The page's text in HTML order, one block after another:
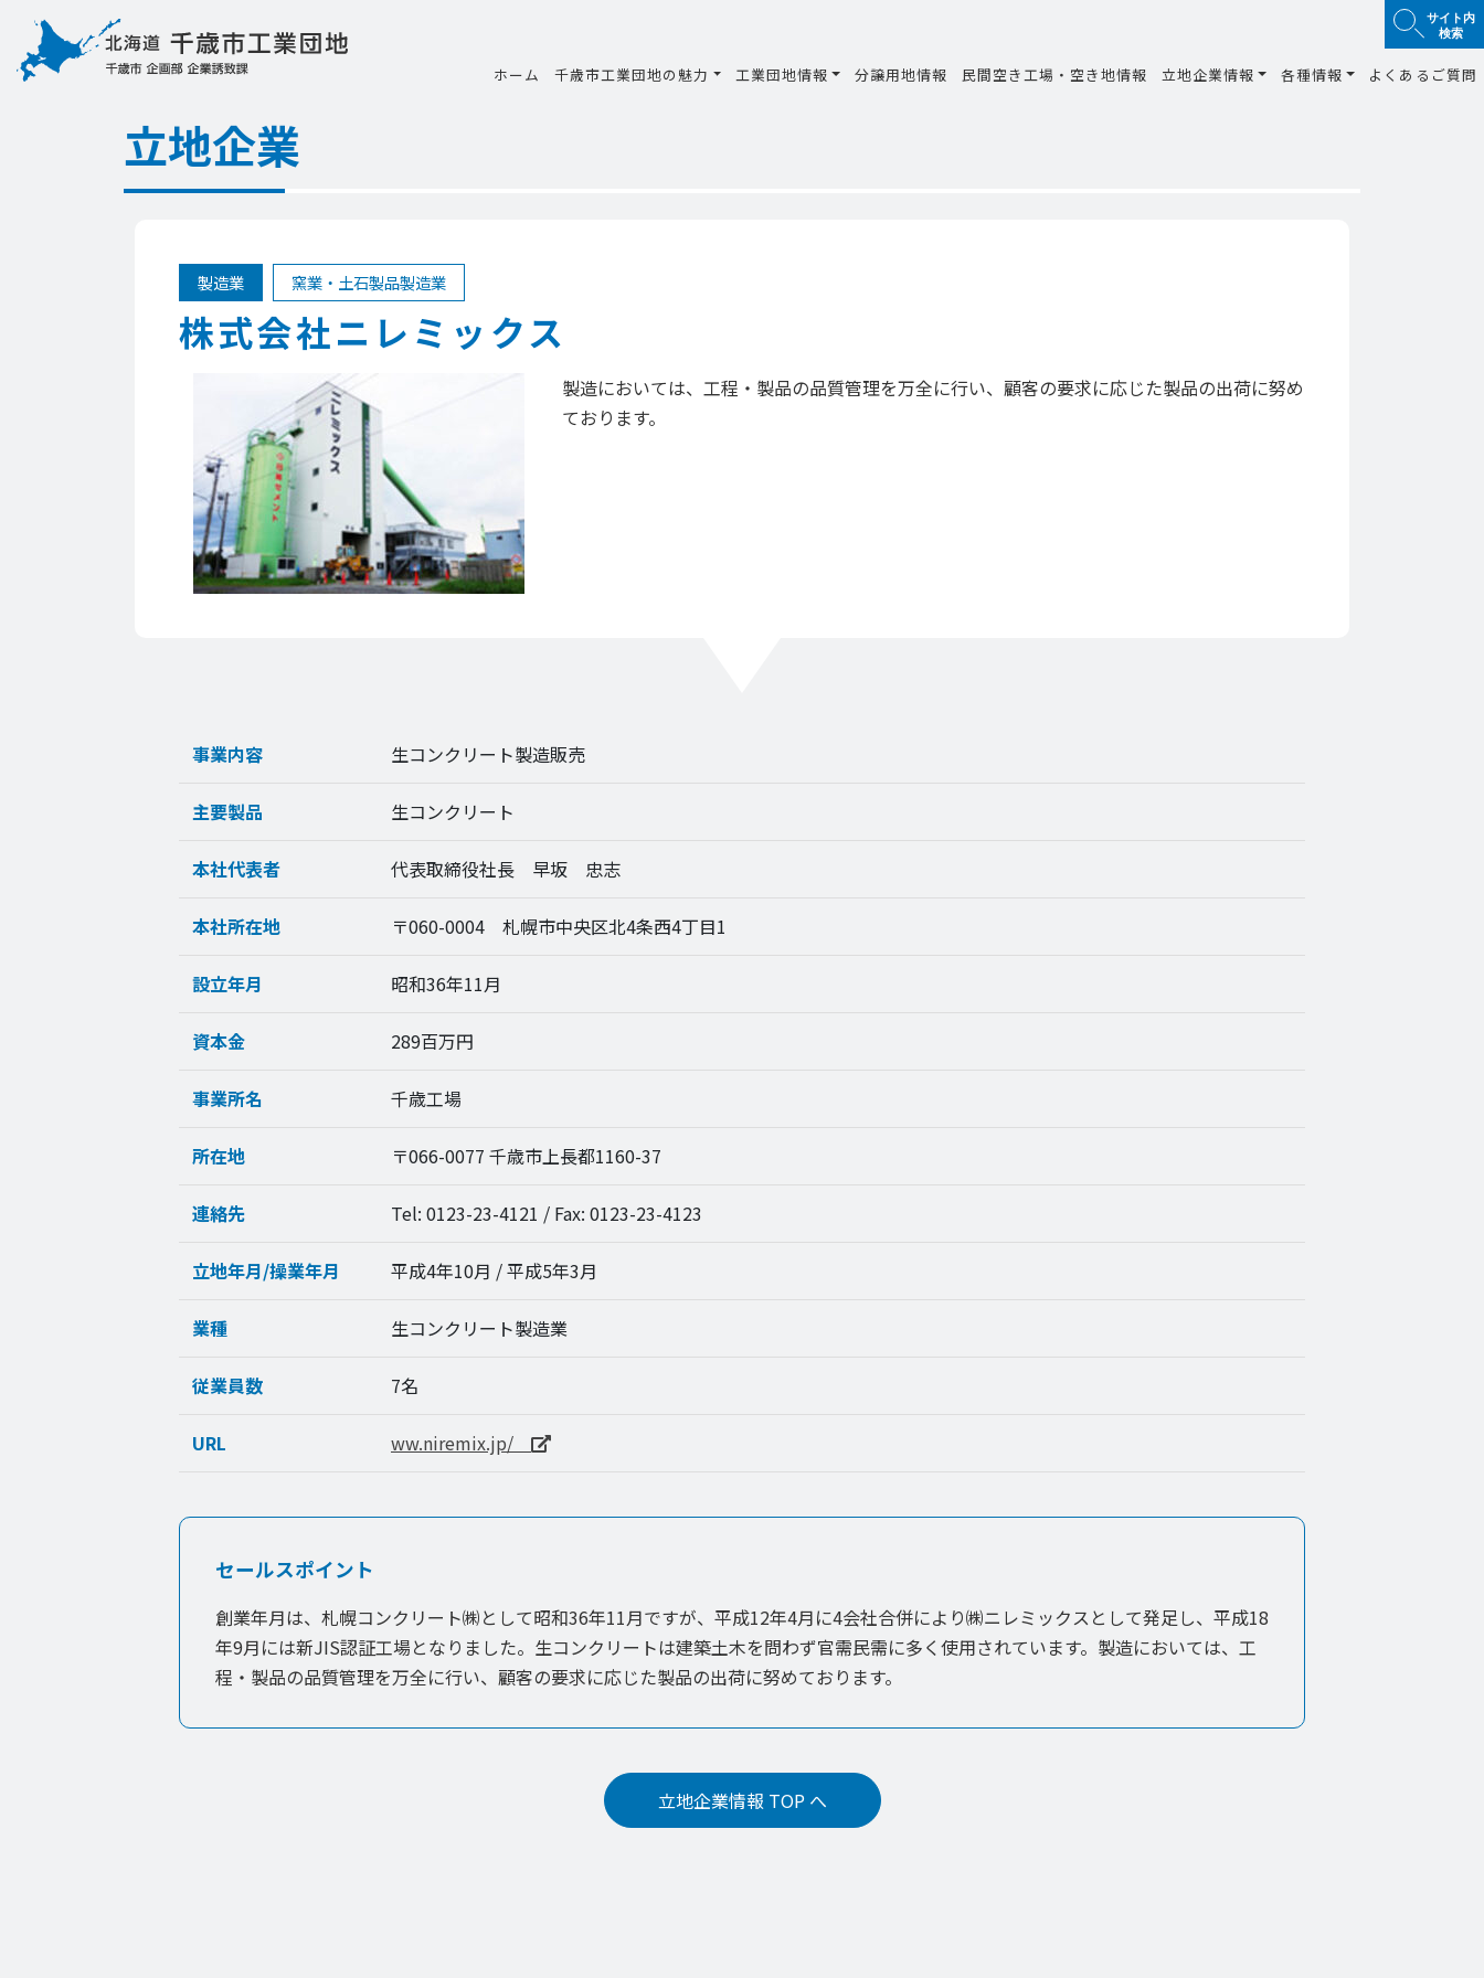
サイト内
検索
ホーム 千歳市工業団地の魅力 工業団地情報 分譲用地情報 民間空き工場・空き地情報 立地企業情報 各種情報 よくあるご質問
立地企業
製造業 窯業・土石製品製造業
株式会社ニレミックス
製造においては、工程・製品の品質管理を万全に行い、顧客の要求に応じた製品の出荷に努め
ております。
事業内容 生コンクリート製造販売
主要製品 生コンクリート
本社代表者 代表取締役社長 早坂 忠志
本社所在地 〒060-0004 札幌市中央区北4条西4丁目1
設立年月 昭和36年11月
資本金 289百万円
事業所名 千歳工場
所在地 〒066-0077 千歳市上長都1160-37
連絡先 Tel: 0123-23-4121 / Fax: 0123-23-4123
立地年月/操業年月 平成4年10月 / 平成5年3月
業種 生コンクリート製造業
従業員数 7名
URL ww.niremix.jp/
セールスポイント
創業年月は、札幌コンクリート㈱として昭和36年11月ですが、平成12年4月に4会社合併により㈱ニレミックスとして発足し、平成18
年9月には新JIS認証工場となりました。生コンクリートは建築土木を問わず官需民需に多く使用されています。製造においては、工
程・製品の品質管理を万全に行い、顧客の要求に応じた製品の出荷に努めております。
立地企業情報 TOP へ